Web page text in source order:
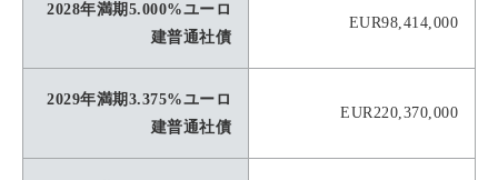
2028年満期5.000%ユーロ
建普通社債
EUR98,414,000
2029年満期3.375%ユーロ
建普通社債
EUR220,370,000